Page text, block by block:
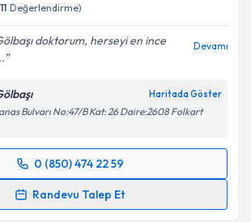
işlenmesine ilişkin
işlenmesini kabul ediyorum.
Takvim Talebini Gönder
Değerlendirme)
doktorum, herseyi en ince
Devamı
Haritada Göster
Bulvarı No:47/B Kat: 26 Daire:2608 Folkart
0 (850) 474 22 59
Randevu Talep Et
Takvimi Talebi